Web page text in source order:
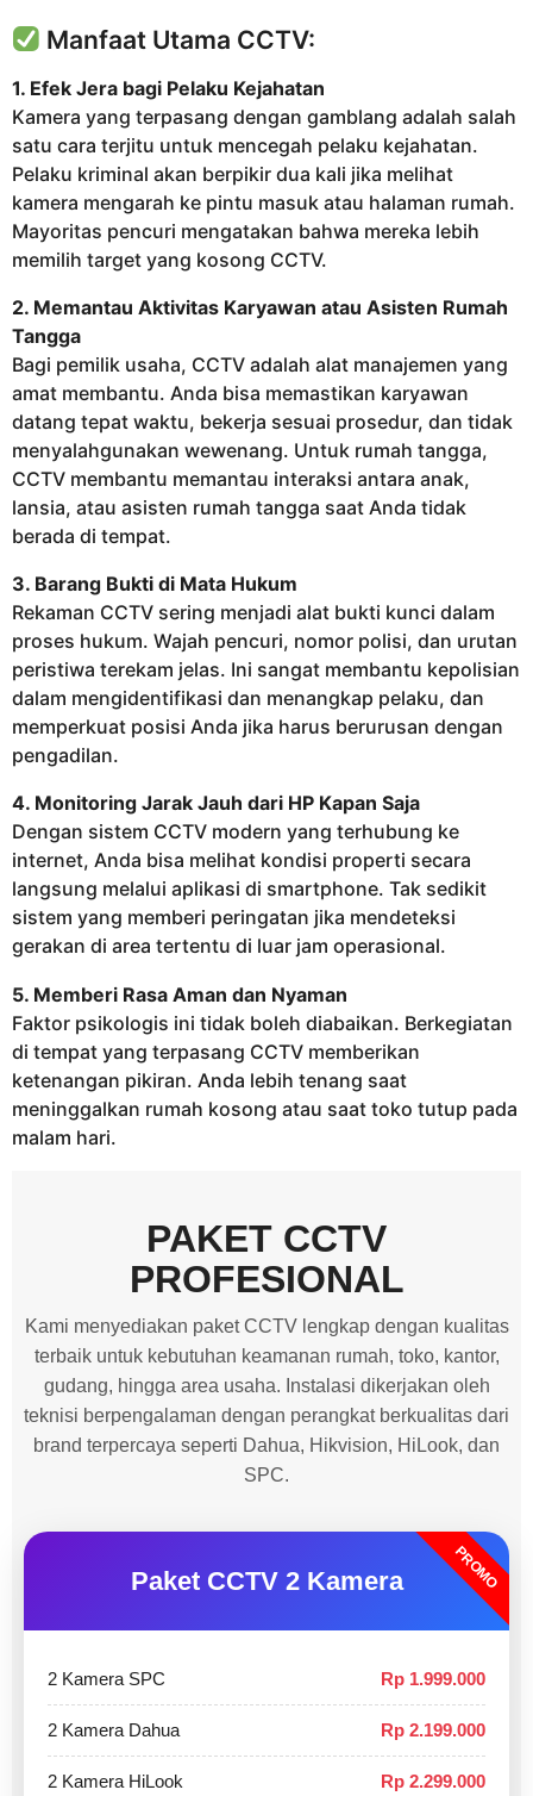
Manfaat Utama CCTV:
1. Efek Jera bagi Pelaku Kejahatan
Kamera yang terpasang dengan gamblang adalah salah
satu cara terjitu untuk mencegah pelaku kejahatan.
Pelaku kriminal akan berpikir dua kali jika melihat
kamera mengarah ke pintu masuk atau halaman rumah.
Mayoritas pencuri mengatakan bahwa mereka lebih
memilih target yang kosong CCTV.
2. Memantau Aktivitas Karyawan atau Asisten Rumah
Tangga
Bagi pemilik usaha, CCTV adalah alat manajemen yang
amat membantu. Anda bisa memastikan karyawan
datang tepat waktu, bekerja sesuai prosedur, dan tidak
menyalahgunakan wewenang. Untuk rumah tangga,
CCTV membantu memantau interaksi antara anak,
lansia, atau asisten rumah tangga saat Anda tidak
berada di tempat.
3. Barang Bukti di Mata Hukum
Rekaman CCTV sering menjadi alat bukti kunci dalam
proses hukum. Wajah pencuri, nomor polisi, dan urutan
peristiwa terekam jelas. Ini sangat membantu kepolisian
dalam mengidentifikasi dan menangkap pelaku, dan
memperkuat posisi Anda jika harus berurusan dengan
pengadilan.
4. Monitoring Jarak Jauh dari HP Kapan Saja
Dengan sistem CCTV modern yang terhubung ke
internet, Anda bisa melihat kondisi properti secara
langsung melalui aplikasi di smartphone. Tak sedikit
sistem yang memberi peringatan jika mendeteksi
gerakan di area tertentu di luar jam operasional.
5. Memberi Rasa Aman dan Nyaman
Faktor psikologis ini tidak boleh diabaikan. Berkegiatan
di tempat yang terpasang CCTV memberikan
ketenangan pikiran. Anda lebih tenang saat
meninggalkan rumah kosong atau saat toko tutup pada
malam hari.
PAKET CCTV
PROFESIONAL
Kami menyediakan paket CCTV lengkap dengan kualitas
terbaik untuk kebutuhan keamanan rumah, toko, kantor,
gudang, hingga area usaha. Instalasi dikerjakan oleh
teknisi berpengalaman dengan perangkat berkualitas dari
brand terpercaya seperti Dahua, Hikvision, HiLook, dan
SPC.
PROMO
Paket CCTV 2 Kamera
2 Kamera SPC Rp 1.999.000
2 Kamera Dahua Rp 2.199.000
2 Kamera HiLook Rp 2.299.000